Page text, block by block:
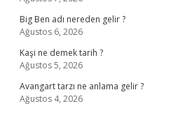
Big Ben adı nereden gelir ?
Ağustos 6, 2026
Kaşi ne demek tarih ?
Ağustos 5, 2026
Avangart tarzı ne anlama gelir ?
Ağustos 4, 2026